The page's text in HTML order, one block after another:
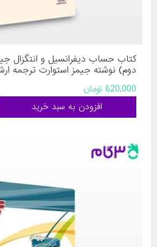
کتاب حساب دیفرانسیل و انتگزال
دوم) نوشته جیمز استوارت ترجمه
620,000 تومان